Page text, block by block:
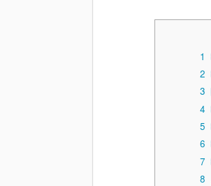
1
2
3
4
5
6
7
8